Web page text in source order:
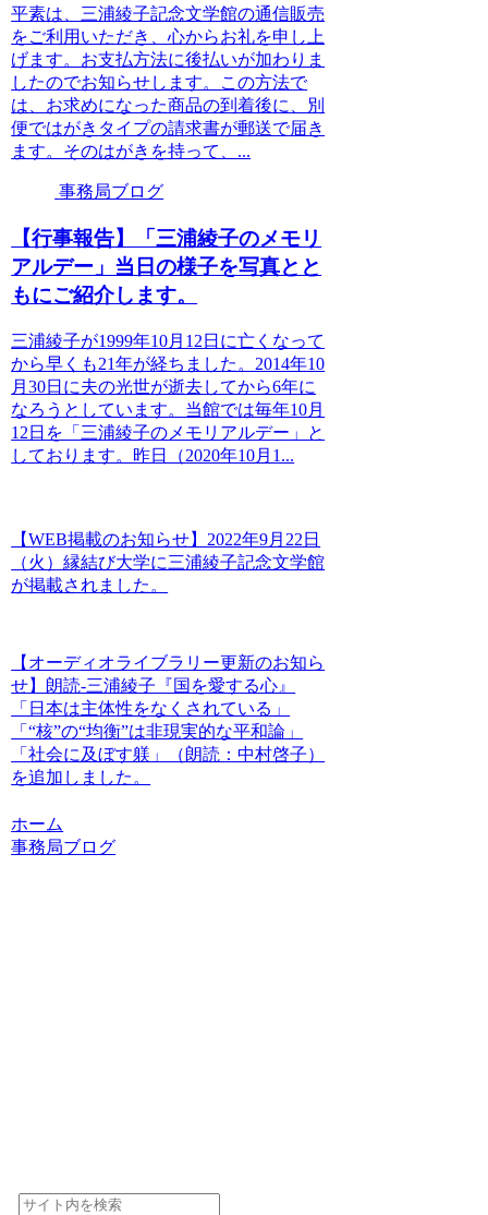
平素は、三浦綾子記念文学館の通信販売
をご利用いただき、心からお礼を申し上
げます。お支払方法に後払いが加わりま
したのでお知らせします。この方法で
は、お求めになった商品の到着後に、別
便ではがきタイプの請求書が郵送で届き
ます。そのはがきを持って、...
事務局ブログ
【行事報告】「三浦綾子のメモリ
アルデー」当日の様子を写真とと
もにご紹介します。
三浦綾子が1999年10月12日に亡くなって
から早くも21年が経ちました。2014年10
月30日に夫の光世が逝去してから6年に
なろうとしています。当館では毎年10月
12日を「三浦綾子のメモリアルデー」と
しております。昨日（2020年10月1...
【WEB掲載のお知らせ】2022年9月22日
（火）縁結び大学に三浦綾子記念文学館
が掲載されました。
【オーディオライブラリー更新のお知ら
せ】朗読-三浦綾子『国を愛する心』
「日本は主体性をなくされている」
「“核”の“均衡”は非現実的な平和論」
「社会に及ぼす躾」（朗読：中村啓子）
を追加しました。
ホーム
事務局ブログ